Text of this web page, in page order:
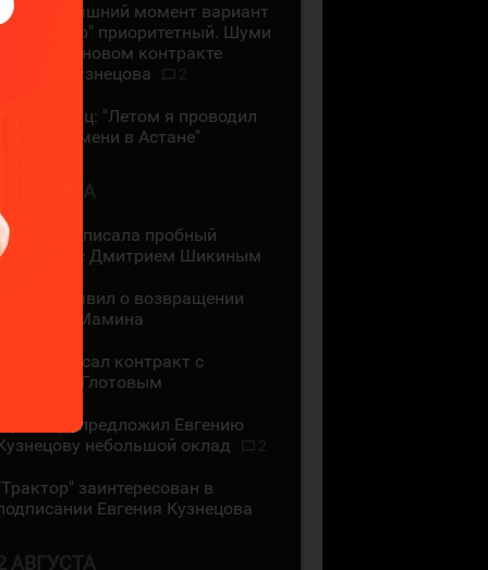
На сегодняшний момент вариант
"Сибирью" приоритетный. Шуми
Бабаев - о новом контракте
Евгения Кузнецова
Даррен Диц: "Летом я проводил
много времени в Астане"
3 АВГУСТА
подписала пробный
с Дмитрием Шикиным
ЦСКА объявил о возвращении
Максима Мамина
СКА подписал контракт с
Василием Глотовым
"Трактор" предложил Евгению
небольшой оклад
заинтересован в
Евгения Кузнецова
АВГУСТА